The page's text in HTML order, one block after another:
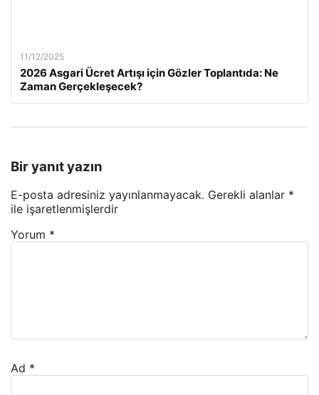
11/12/2025
2026 Asgari Ücret Artışı için Gözler Toplantıda: Ne
Zaman Gerçekleşecek?
Bir yanıt yazın
E-posta adresiniz yayınlanmayacak. Gerekli alanlar *
ile işaretlenmişlerdir
Yorum *
Ad *